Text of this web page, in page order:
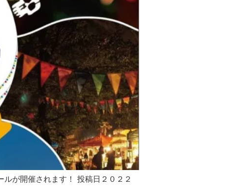
が開催されます！ 投稿日２０２２